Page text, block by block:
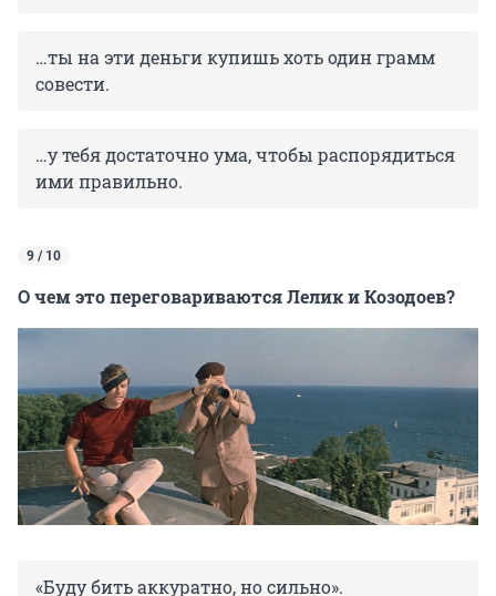
…ты на эти деньги купишь хоть один грамм
совести.
…у тебя достаточно ума, чтобы распорядиться
ими правильно.
9 / 10
О чем это переговариваются Лелик и Козодоев?
«Буду бить аккуратно, но сильно».